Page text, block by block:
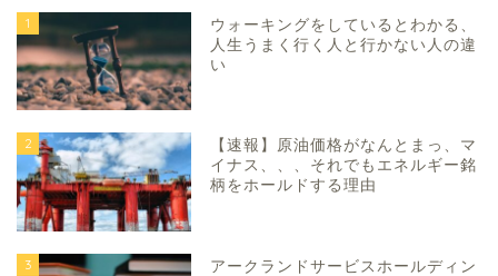
1
ウォーキングをしているとわかる、
人生うまく行く人と行かない人の違
い
2
【速報】原油価格がなんとまっ、マ
イナス、、、それでもエネルギー銘
柄をホールドする理由
3
アークランドサービスホールディン